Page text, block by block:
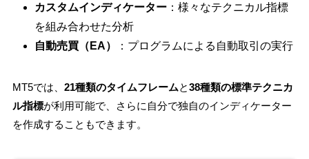
カスタムインディケーター：様々なテクニカル指標
を組み合わせた分析
自動売買（EA）
：プログラムによる自動取引の実行
MT5では、 21種類のタイムフレームと38種類の標準テクニカ
ル指標が利用可能で、さらに自分で独自のインディケーター
を作成することもできます。